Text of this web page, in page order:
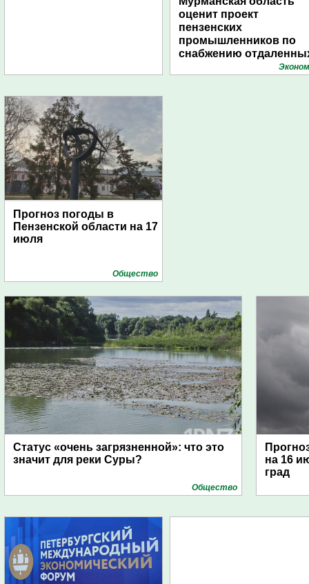
оценит проект
пензенских
промышленников по
снабжению
поселений с помощью
Прогноз погоды в
Пензенской области на 17
июля
Общество
Статус «очень загрязненной»: что это
значит для реки Суры?
Общество
на 16
град